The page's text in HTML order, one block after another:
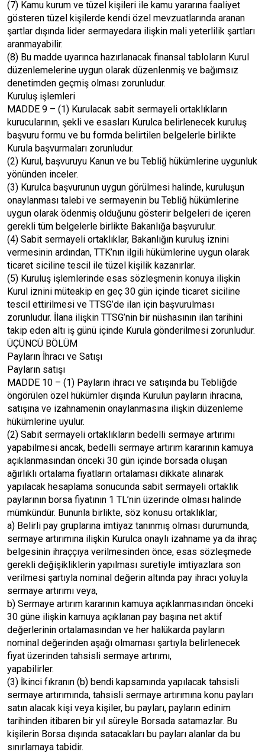
(7) Kamu kurum ve tüzel kişileri ile kamu yararına faaliyet
gösteren tüzel kişilerde kendi özel mevzuatlarında aranan
şartlar dışında lider sermayedara ilişkin mali yeterlilik şartları
aranmayabilir.
(8) Bu madde uyarınca hazırlanacak finansal tabloların Kurul
düzenlemelerine uygun olarak düzenlenmiş ve bağımsız
denetimden geçmiş olması zorunludur.
Kuruluş işlemleri
MADDE 9 – (1) Kurulacak sabit sermayeli ortaklıkların
kurucularının, şekli ve esasları Kurulca belirlenecek kuruluş
başvuru formu ve bu formda belirtilen belgelerle birlikte
Kurula başvurmaları zorunludur.
(2) Kurul, başvuruyu Kanun ve bu Tebliğ hükümlerine uygunluk
yönünden inceler.
(3) Kurulca başvurunun uygun görülmesi halinde, kuruluşun
onaylanması talebi ve sermayenin bu Tebliğ hükümlerine
uygun olarak ödenmiş olduğunu gösterir belgeleri de içeren
gerekli tüm belgelerle birlikte Bakanlığa başvurulur.
(4) Sabit sermayeli ortaklıklar, Bakanlığın kuruluş iznini
vermesinin ardından, TTK’nın ilgili hükümlerine uygun olarak
ticaret siciline tescil ile tüzel kişilik kazanırlar.
(5) Kuruluş işlemlerinde esas sözleşmenin konuya ilişkin
Kurul iznini müteakip en geç 30 gün içinde ticaret siciline
tescil ettirilmesi ve TTSG’de ilan için başvurulması
zorunludur. İlana ilişkin TTSG’nin bir nüshasının ilan tarihini
takip eden altı iş günü içinde Kurula gönderilmesi zorunludur.
ÜÇÜNCÜ BÖLÜM
Payların İhracı ve Satışı
Payların satışı
MADDE 10 – (1) Payların ihracı ve satışında bu Tebliğde
öngörülen özel hükümler dışında Kurulun payların ihracına,
satışına ve izahnamenin onaylanmasına ilişkin düzenleme
hükümlerine uyulur.
(2) Sabit sermayeli ortaklıkların bedelli sermaye artırımı
yapabilmesi ancak, bedelli sermaye artırım kararının kamuya
açıklanmasından önceki 30 gün içinde borsada oluşan
ağırlıklı ortalama fiyatların ortalaması dikkate alınarak
yapılacak hesaplama sonucunda sabit sermayeli ortaklık
paylarının borsa fiyatının 1 TL’nin üzerinde olması halinde
mümkündür. Bununla birlikte, söz konusu ortaklıklar;
a) Belirli pay gruplarına imtiyaz tanınmış olması durumunda,
sermaye artırımına ilişkin Kurulca onaylı izahname ya da ihraç
belgesinin ihraççıya verilmesinden önce, esas sözleşmede
gerekli değişikliklerin yapılması suretiyle imtiyazlara son
verilmesi şartıyla nominal değerin altında pay ihracı yoluyla
sermaye artırımı veya,
b) Sermaye artırım kararının kamuya açıklanmasından önceki
30 güne ilişkin kamuya açıklanan pay başına net aktif
değerlerinin ortalamasından ve her halükarda payların
nominal değerinden aşağı olmaması şartıyla belirlenecek
fiyat üzerinden tahsisli sermaye artırımı,
yapabilirler.
(3) İkinci fıkranın (b) bendi kapsamında yapılacak tahsisli
sermaye artırımında, tahsisli sermaye artırımına konu payları
satın alacak kişi veya kişiler, bu payları, payların edinim
tarihinden itibaren bir yıl süreyle Borsada satamazlar. Bu
kişilerin Borsa dışında satacakları bu payları alanlar da bu
sınırlamaya tabidir.